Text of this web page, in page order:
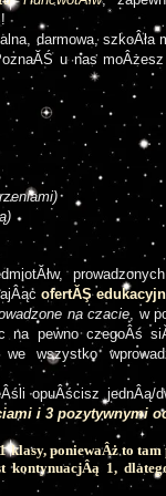
darmowa, szkoÂła
u nas
ofertĂŞ
na czacie, w
na pewno czegoÂś
wszystko
opuÂścisz jednÂą/
i 3 pozytywnymi
klasy, poniewaÂż to
kontynuacjÂą 1,